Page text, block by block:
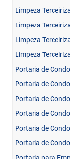
Limpeza
Limpeza
Limpeza
Limpeza
Portaria de
Portaria de
Portaria de
Portaria de
Portaria de
Portaria de